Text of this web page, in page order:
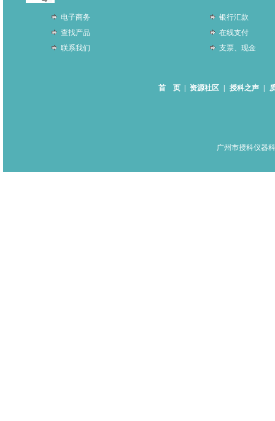
电子商务
查找产品
联系我们
银行汇款
在线支付
支票、现金
首 页 资源社区 授科之声
广州市授科仪器